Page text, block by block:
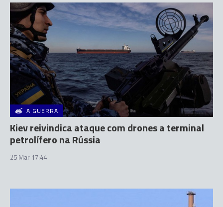
A GUERRA
Kiev reivindica ataque com drones a terminal
petrolífero na Rússia
25 Mar 17:44